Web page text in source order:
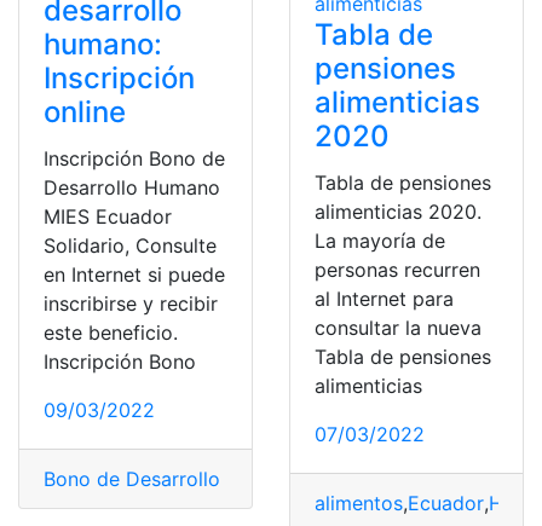
desarrollo
humano:
Inscripción
online
Inscripción Bono de
Desarrollo Humano
MIES Ecuador
Solidario, Consulte
en Internet si puede
inscribirse y recibir
este beneficio.
Inscripción Bono
09/03/2022
Bono de Desarrollo Humano,consulta,Ecuador,
Tabla de
pensiones
alimenticias
2020
Tabla de pensiones
alimenticias 2020.
La mayoría de
personas recurren
al Internet para
consultar la nueva
Tabla de pensiones
alimenticias
07/03/2022
alimentos,Ecuador,